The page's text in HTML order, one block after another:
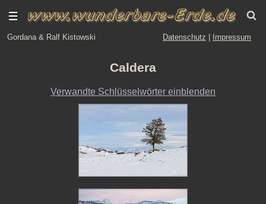
Gordana & Ralf Kistowski Datenschutz Impressum
Caldera
Verwandte Schlüsselwörter einblenden